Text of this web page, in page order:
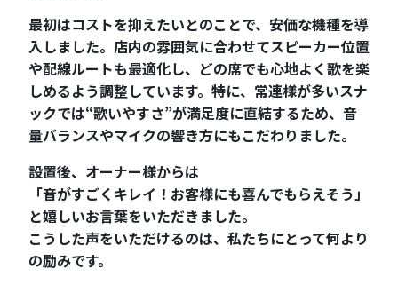
最初はコストを抑えたいとのことで、安価な機種を導
入しました。店内の雰囲気に合わせてスピーカー位置
や配線ルートも最適化し、どの席でも心地よく歌を楽
しめるよう調整しています。特に、常連様が多いスナ
ックでは“歌いやすさ”が満足度に直結するため、音
量バランスやマイクの響き方にもこだわりました。
設置後、オーナー様からは
「音がすごくキレイ！お客様にも喜んでもらえそう」
と嬉しいお言葉をいただきました。
こうした声をいただけるのは、私たちにとって何より
の励みです。